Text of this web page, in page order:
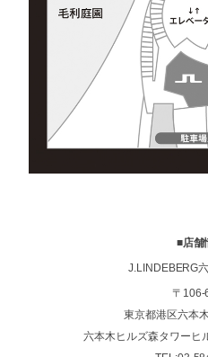
■店舗
J.LINDEBERG
〒106-
東京都港区六本
六本木ヒルズ森タワーヒ